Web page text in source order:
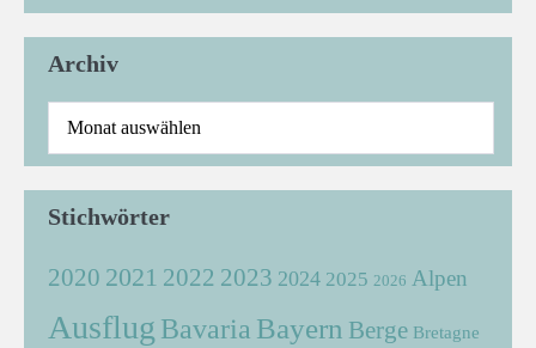
Archiv
Stichwörter
2020 2021 2022 2023 2024 2025 2026 Alpen
Ausflug Bavaria Bayern Berge Bretagne